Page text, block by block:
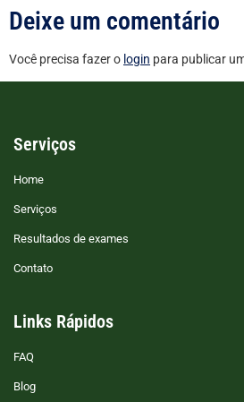
Deixe um comentário
Você precisa fazer o login para publicar
Serviços
Home
Serviços
Resultados de exames
Contato
Links Rápidos
FAQ
Blog